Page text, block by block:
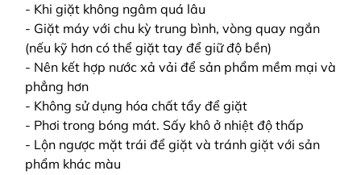
- Khi giặt không ngâm quá lâu
- Giặt máy với chu kỳ trung bình, vòng quay ngắn
(nếu kỹ hơn có thể giặt tay để giữ độ bền)
- Nên kết hợp nước xả vải để sản phẩm mềm mại và
phẳng hơn
- Không sử dụng hóa chất tẩy để giặt
- Phơi trong bóng mát. Sấy khô ở nhiệt độ thấp
- Lộn ngược mặt trái để giặt và tránh giặt với sản
phẩm khác màu